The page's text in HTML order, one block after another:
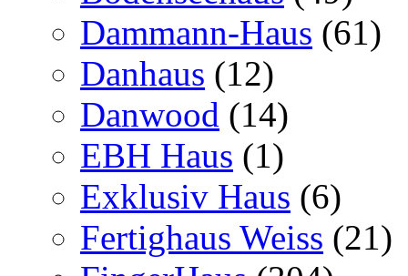
Dammann-Haus (61)
Danhaus (12)
Danwood (14)
EBH Haus (1)
Exklusiv Haus (6)
Fertighaus Weiss (21)